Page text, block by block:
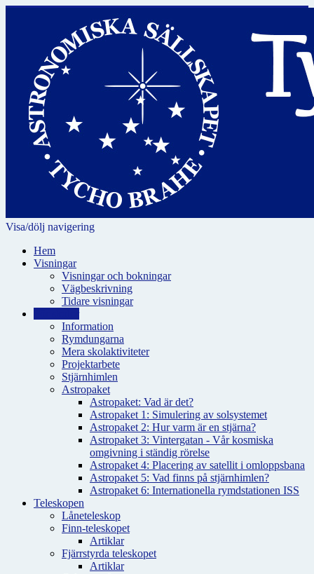
Visa/dölj navigering
Hem
Visningar
Visningar och bokningar
Vägbeskrivning
Tidare visningar
Information
Rymdungarna
Mera skolaktiviteter
Projektarbete
Stjärnhimlen
Astropaket
Astropaket: Vad är det?
Astropaket 1: Simulering av solsystemet
Astropaket 2: Hur varm är en stjärna?
Astropaket 3: Vintergatan - Vår kosmiska
omgivning i ständig rörelse
Astropaket 4: Placering av satellit i omloppsbana
Astropaket 5: Vad finns på stjärnhimlen?
Astropaket 6: Internationella rymdstationen ISS
Teleskopen
Låneteleskop
Finn-teleskopet
Artiklar
Fjärrstyrda teleskopet
Artiklar